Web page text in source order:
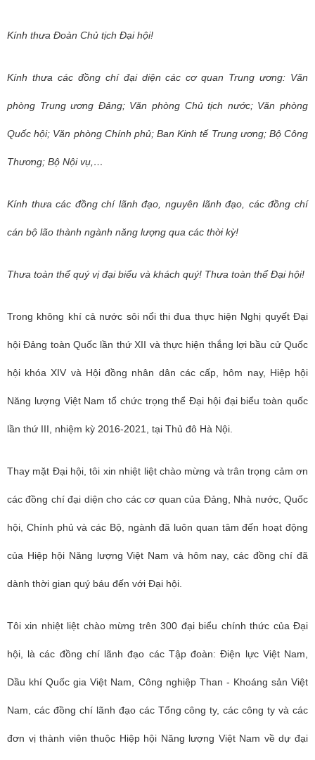
Kính thưa Đoàn Chủ tịch Đại hội!
Kính thưa các đồng chí đại diện các cơ quan Trung ương: Văn
phòng Trung ương Đảng; Văn phòng Chủ tịch nước; Văn phòng
Quốc hội; Văn phòng Chính phủ; Ban Kinh tế Trung ương; Bộ Công
Thương; Bộ Nội vụ,…
Kính thưa các đồng chí lãnh đạo, nguyên lãnh đạo, các đồng chí
cán bộ lão thành ngành năng lượng qua các thời kỳ!
Thưa toàn thể quý vị đại biểu và khách quý! Thưa toàn thể Đại hội!
Trong không khí cả nước sôi nổi thi đua thực hiện Nghị quyết Đại
hội Đảng toàn Quốc lần thứ XII và thực hiện thắng lợi bầu cử Quốc
hội khóa XIV và Hội đồng nhân dân các cấp, hôm nay, Hiệp hội
Năng lượng Việt Nam tổ chức trọng thể Đại hội đại biểu toàn quốc
lần thứ III, nhiệm kỳ 2016-2021, tại Thủ đô Hà Nội.
Thay mặt Đại hội, tôi xin nhiệt liệt chào mừng và trân trọng cảm ơn
các đồng chí đại diện cho các cơ quan của Đảng, Nhà nước, Quốc
hội, Chính phủ và các Bộ, ngành đã luôn quan tâm đến hoạt động
của Hiệp hội Năng lượng Việt Nam và hôm nay, các đồng chí đã
dành thời gian quý báu đến với Đại hội.
Tôi xin nhiệt liệt chào mừng trên 300 đại biểu chính thức của Đại
hội, là các đồng chí lãnh đạo các Tập đoàn: Điện lực Việt Nam,
Dầu khí Quốc gia Việt Nam, Công nghiệp Than - Khoáng sản Việt
Nam, các đồng chí lãnh đạo các Tổng công ty, các công ty và các
đơn vị thành viên thuộc Hiệp hội Năng lượng Việt Nam về dự đại